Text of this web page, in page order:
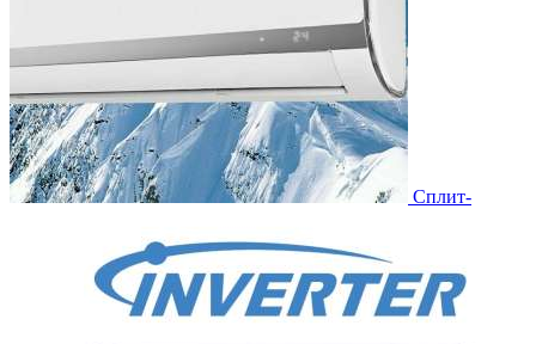
Сплит-